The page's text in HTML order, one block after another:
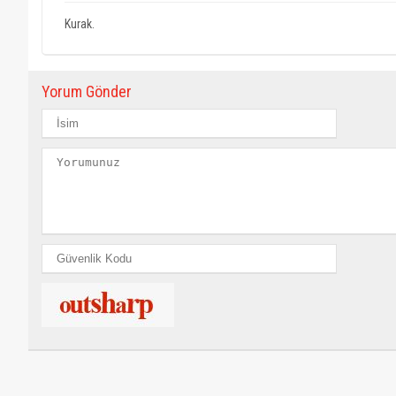
Kurak.
Yorum Gönder